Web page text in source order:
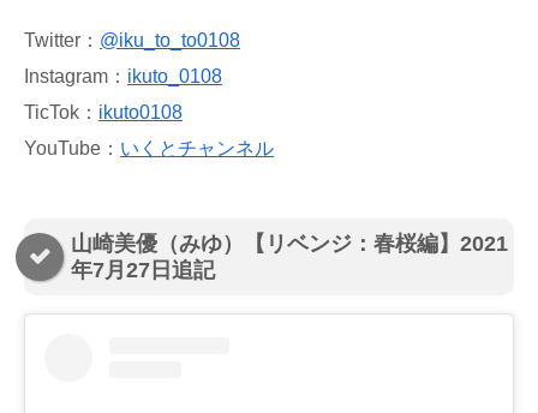
Twitter： @iku_to_to0108
Instagram： ikuto_0108
TicTok： ikuto0108
YouTube： いくとチャンネル
山崎美優（みゆ）【リベンジ：春桜編】2021
年7月27日追記